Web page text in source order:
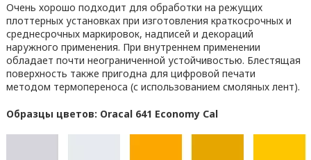
Очень хорошо подходит для обработки на режущих
плоттерных установках при изготовления краткосрочных и
среднесрочных маркировок, надписей и декораций
наружного применения. При внутреннем применении
обладает почти неограниченной устойчивостью. Блестящая
поверхность также пригодна для цифровой печати
методом термопереноса (с использованием смоляных лент).
Образцы цветов: Oracal 641 Economy Cal